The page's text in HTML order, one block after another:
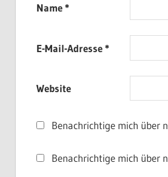
Name*
E-Mail-Adresse*
Website
Benachrichtige mich über
Benachrichtige mich über